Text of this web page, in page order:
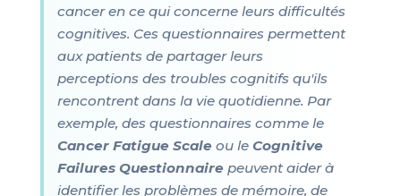
cancer en ce qui concerne leurs difficultés
cognitives. Ces questionnaires permettent
aux patients de partager leurs
perceptions des troubles cognitifs qu'ils
rencontrent dans la vie quotidienne. Par
exemple, des questionnaires comme le
Cancer Fatigue Scale ou le Cognitive
Failures Questionnaire peuvent aider à
identifier les problèmes de mémoire, de